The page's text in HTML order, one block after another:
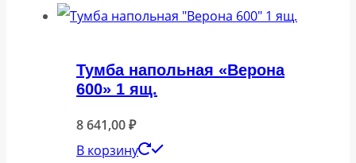
Тумба напольная «Верона
600» 1 ящ.
8 641,00₽
В корзину